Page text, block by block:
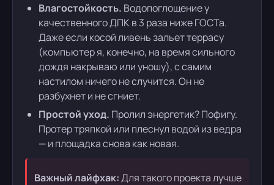
Влагостойкость. Водопоглощение у
качественного ДПК в 3 раза ниже ГОСТа.
Даже если косой ливень зальет террасу
(компьютер я, конечно, на время сильного
дождя накрываю или уношу), с самим
настилом ничего не случится. Он не
разбухнет и не сгниет.
Простой уход. Пролил энергетик? Пофигу.
Протер тряпкой или плеснул водой из ведра
— и площадка снова как новая.
Важный лайфхак:Для такого проекта лучше